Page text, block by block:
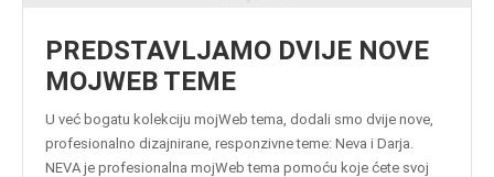
PREDSTAVLJAMO DVIJE NOVE
MOJWEB TEME
U već bogatu kolekciju mojWeb tema, dodali smo dvije nove,
profesionalno dizajnirane, responzivne teme: Neva i Darja.
NEVA je profesionalna mojWeb tema pomoću koje ćete svoj